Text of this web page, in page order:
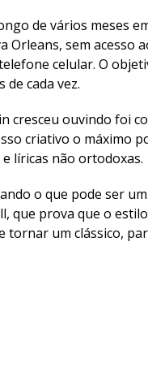
de vários meses
sem acesso
celular. O
cada vez.
cresceu ouvindo foi
criativo o máximo
líricas não ortodoxas.
o que pode ser
que prova que o
tornar um clássico,